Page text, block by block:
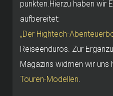
punkten.Hierzu haben wir
aufbereitet:
„Der Hightech-
Reiseenduros. Zur
Magazins widmen wir uns
Touren-Modellen